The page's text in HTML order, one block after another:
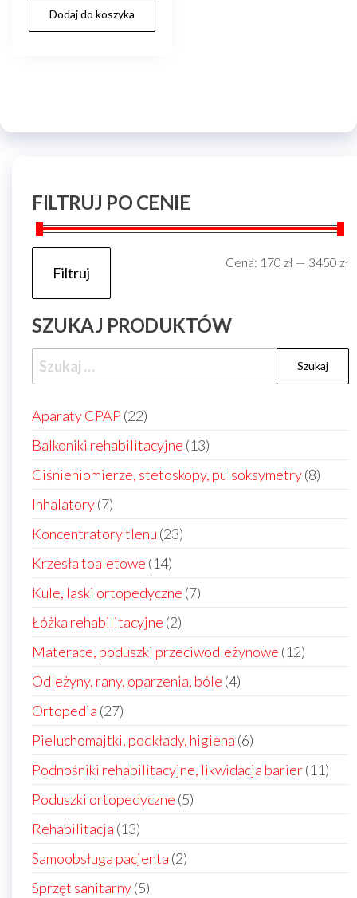
Dodaj do koszyka
FILTRUJ PO CENIE
Filtruj
Cena: 170 zł — 3450 zł
SZUKAJ PRODUKTÓW
Szukaj:
Aparaty CPAP 2222
produkty
Balkoniki rehabilitacyjne 1313
produktów
Ciśnieniomierze, stetoskopy, pulsoksymetry 88
Inhalatory 77
produktów
Koncentratory tlenu 2323
Krzesła toaletowe 1414
produktów
Kule, laski ortopedyczne 77
Łóżka rehabilitacyjne 22
produkty
Materace, poduszki przeciwodleżynowe 1212
Odleżyny, rany, oparzenia, bóle 44
Ortopedia 2727
produktów
Pieluchomajtki, podkłady, higiena 66
produktów
Podnośniki rehabilitacyjne, likwidacja barier 1111
Poduszki ortopedyczne 55
Rehabilitacja 1313
produktów
Samoobsługa pacjenta 22
Sprzęt sanitarny 55